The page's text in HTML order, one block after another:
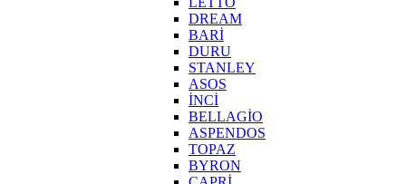
DREAM
BARİ
DURU
STANLEY
ASOS
İNCİ
BELLAGİO
ASPENDOS
TOPAZ
BYRON